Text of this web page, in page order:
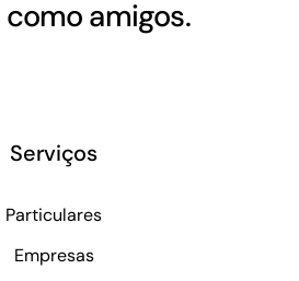
amigos.
Serviços
Particulares
Empresas